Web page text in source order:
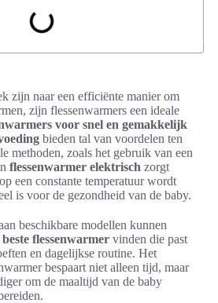
zijn naar een efficiënte manier om
zijn flessenwarmers een ideale
voor snel en gemakkelijk
bieden tal van voordelen ten
methoden, zoals het gebruik van een
flessenwarmer elektrisch zorgt
een constante temperatuur wordt
is voor de gezondheid van de baby.
beschikbare modellen kunnen
beste flessenwarmer vinden die past
en dagelijkse routine. Het
bespaart niet alleen tijd, maar
om de maaltijd van de baby